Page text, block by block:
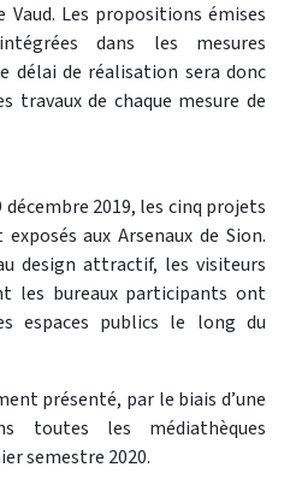
Vaud. Les propositions émises
dans les mesures
délai de réalisation sera donc
travaux de chaque mesure de
décembre 2019, les cinq projets
aux Arsenaux de Sion.
design attractif, les visiteurs
les bureaux participants ont
espaces publics le long du
présenté, par le biais d’une
toutes les médiathèques
semestre 2020.